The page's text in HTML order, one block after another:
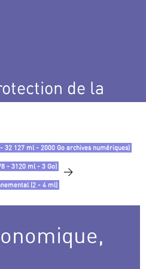
de la
32 127 ml - 2000 Go archives numériques)
- 3120 ml - 3 Go) >
(2 - 4 ml)